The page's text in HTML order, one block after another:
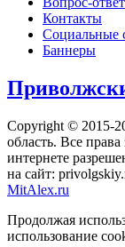
Контакты
Социальные
Баннеры
Copyright © 2015-
область. Все
интернете
на сайт:
MitAlex.ru
Продолжая
использование